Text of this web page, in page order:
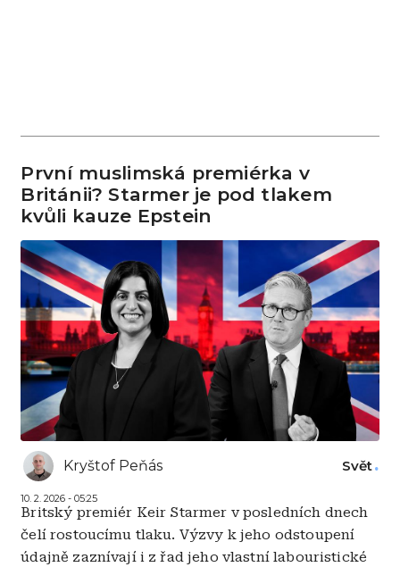
První muslimská premiérka v
Británii? Starmer je pod tlakem
kvůli kauze Epstein
Kryštof Peňás
10. 2. 2026 - 05:25
Svět
Britský premiér Keir Starmer v posledních dnech
čelí rostoucímu tlaku. Výzvy k jeho odstoupení
údajně zaznívají i z řad jeho vlastní labouristické